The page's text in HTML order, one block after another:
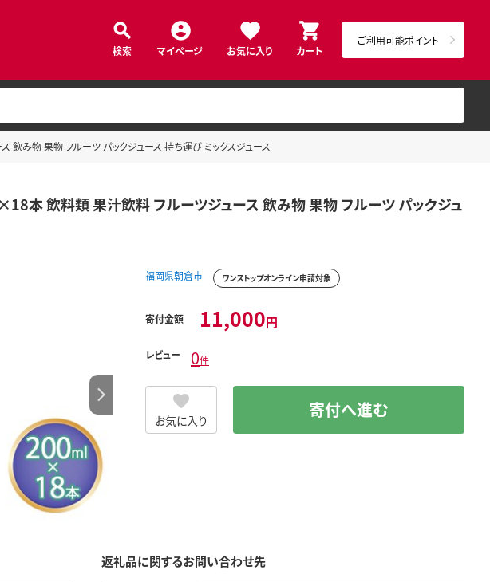
検索 マイページ お気に入り カート
ご利用可能ポイント
み物 果物 フルーツ パックジュース 持ち運び ミックスジュース
本 飲料類 果汁飲料 フルーツジュース 飲み物 果物 フルーツ パックジュ
福岡県朝倉市 ワンストップオンライン申請対象
寄付金額 11,000円
レビュー 0件
お気に入り 寄付へ進む
返礼品に関するお問い合わせ先